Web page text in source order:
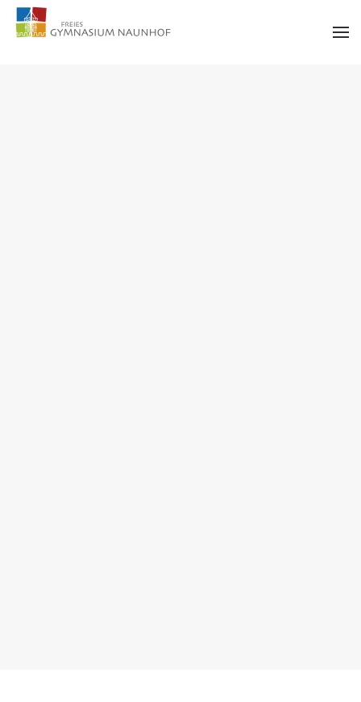
Zum Hauptinhalt springen